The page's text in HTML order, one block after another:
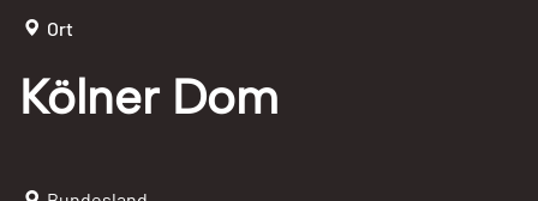
Ort
Kölner Dom